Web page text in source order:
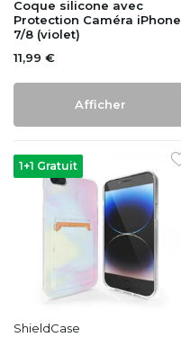
Coque silicone avec
Protection Caméra iPhone
7/8 (violet)
11,99 €
Afficher
1+1 Gratuit
ShieldCase